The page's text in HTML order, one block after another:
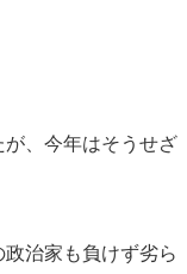
、今年はそうせざ
治家も負けず劣ら